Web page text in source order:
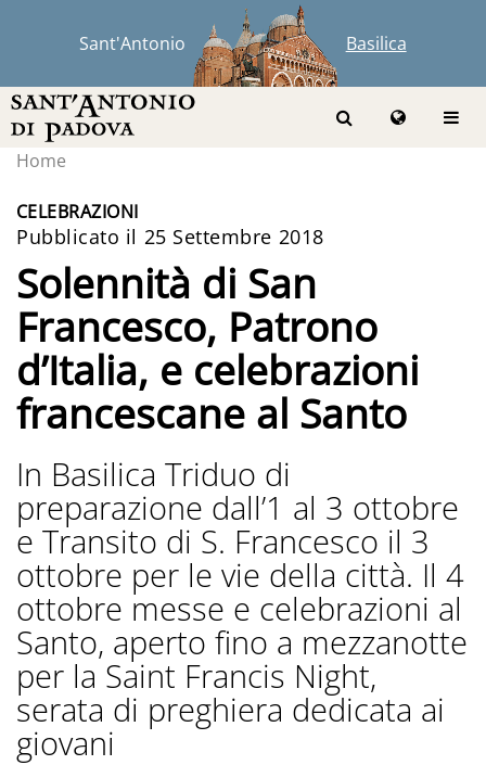
Sant'Antonio Basilica
Home
CELEBRAZIONI
Pubblicato il 25 Settembre 2018
Solennità di San
Francesco, Patrono
d’Italia, e celebrazioni
francescane al Santo
In Basilica Triduo di
preparazione dall’1 al 3 ottobre
e Transito di S. Francesco il 3
ottobre per le vie della città. Il 4
ottobre messe e celebrazioni al
Santo, aperto fino a mezzanotte
per la Saint Francis Night,
serata di preghiera dedicata ai
giovani